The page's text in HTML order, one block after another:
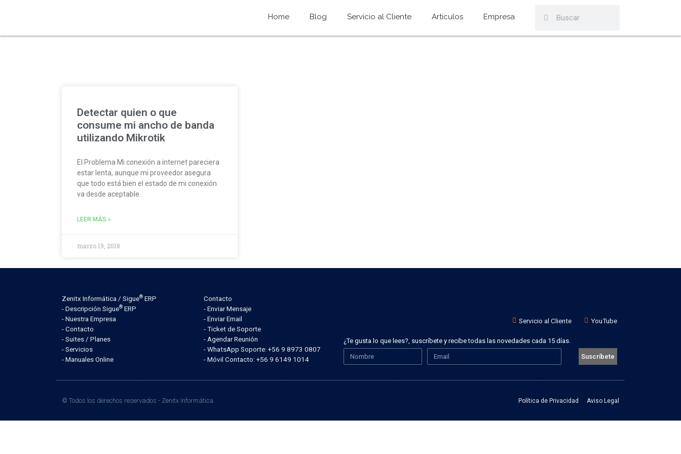
Home Blog Servicio al Cliente Artículos Empresa
Detectar quien o que
consume mi ancho de banda
utilizando Mikrotik
El Problema Mi conexión a internet pareciera
estar lenta, aunque mi proveedor asegura
que todo está bien el estado de mi conexión
va desde aceptable
LEER MÁS »
marzo 19, 2018
Zenitx Informática / Sigue® ERP
- Descripción Sigue® ERP
- Nuestra Empresa
- Contacto
- Suites / Planes
- Servicios
- Manuales Online
Contacto
- Enviar Mensaje
- Enviar Email
- Ticket de Soporte
- Agendar Reunión
- WhatsApp Soporte: +56 9 8973 0807
- Móvil Contacto: +56 9 6149 1014
Servicio al Cliente YouTube
¿Te gusta lo que lees?, suscríbete y recibe todas las novedades cada 15 días.
Suscríbete
© Todos los derechos reservados - Zenitx Informática Política de Privacidad Aviso Legal